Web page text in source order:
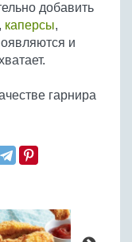
добавить
каперсы,
и
гарнира